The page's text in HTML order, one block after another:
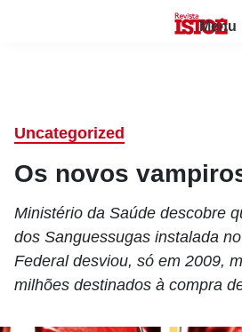
Menu
Uncategorized
Os novos
Ministério da Saúde descobre
dos Sanguessugas instalada
Federal desviou, só em 2009,
milhões destinados à compra